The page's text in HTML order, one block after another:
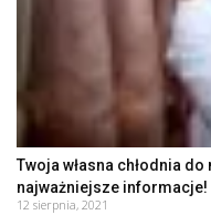
Twoja własna chłodnia
najważniejsze informacje!
12 sierpnia, 2021